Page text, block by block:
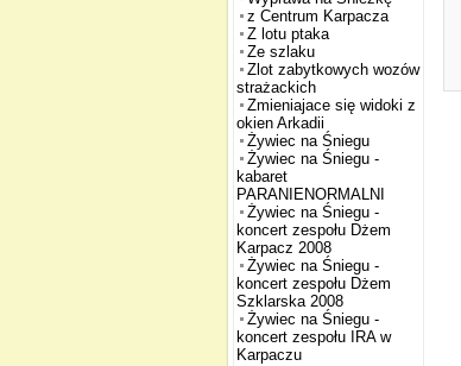
z Centrum Karpacza
Z lotu ptaka
Ze szlaku
Zlot zabytkowych wozów
strażackich
Zmieniajace się widoki z
okien Arkadii
Żywiec na Śniegu
Żywiec na Śniegu -
kabaret
PARANIENORMALNI
Żywiec na Śniegu -
koncert zespołu Dżem
Karpacz 2008
Żywiec na Śniegu -
koncert zespołu Dżem
Szklarska 2008
Żywiec na Śniegu -
koncert zespołu IRA w
Karpaczu